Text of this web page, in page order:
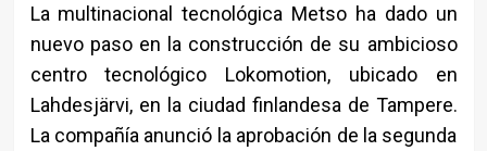
La multinacional tecnológica Metso ha dado un
nuevo paso en la construcción de su ambicioso
centro tecnológico Lokomotion, ubicado en
Lahdesjärvi, en la ciudad finlandesa de Tampere.
La compañía anunció la aprobación de la segunda